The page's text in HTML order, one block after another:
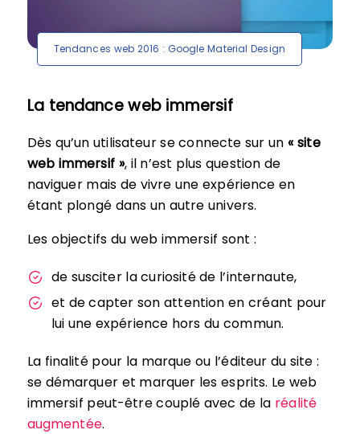
Tendances web 2016 : Google Material Design
La tendance web immersif
Dès qu’un utilisateur se connecte sur un« site
web immersif », il n’est plus question de
naviguer mais de vivre une expérience en
étant plongé dans un autre univers.
Les objectifs du web immersif sont :
de susciter la curiosité de l’internaute,
et de capter son attention en créant pour
lui une expérience hors du commun.
La finalité pour la marque ou l’éditeur du site :
se démarquer et marquer les esprits. Le web
immersif peut-être couplé avec de la réalité
augmentée.